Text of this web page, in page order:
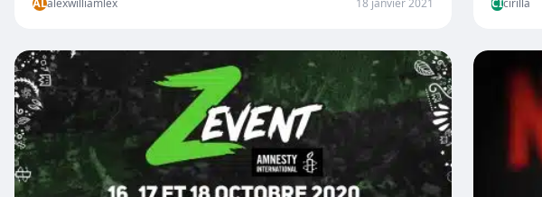
ALalexwilliamlex 18 janvier 2021 CIcirilla